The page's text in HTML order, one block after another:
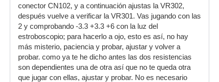
conector CN102, y a continuación ajustas la VR302,
después vuelve a verificar la VR301. Vas jugando con las
2 y comprobando -3.3 +3.3 +6 con la luz del
estroboscopio; para hacerlo a ojo, esto es así, no hay
más misterio, paciencia y probar, ajustar y volver a
probar. como ya te he dicho antes las dos resistencias
son dependientes una de otra así que no te queda otra
que jugar con ellas, ajustar y probar. No es necesario